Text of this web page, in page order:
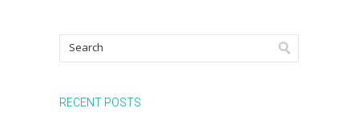
RECENT POSTS